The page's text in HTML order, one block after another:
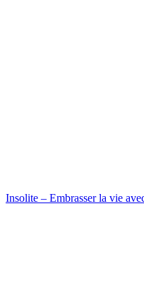
Insolite – Embrasser la vie